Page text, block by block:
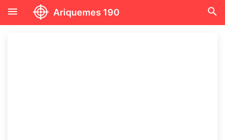
menu Ariquemes 190 search